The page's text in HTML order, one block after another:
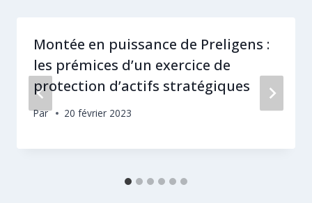
Montée en puissance de Preligens :
les prémices d’un exercice de
protection d’actifs stratégiques
Par 20 février 2023